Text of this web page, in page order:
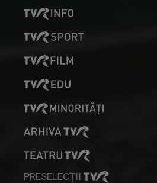
MIHAI RĂDULESCU
Jurnalist senior la Direcţia Ştiri a TVR, ...
PRESELECȚII